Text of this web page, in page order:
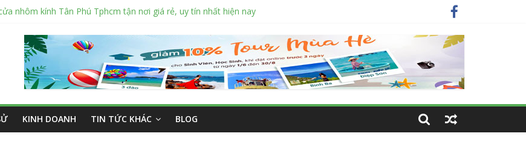
nhôm kính Tân Phú Tphcm tận nơi giá rẻ, uy tín nhất hiện nay
cường lực Quận 12 theo yêu cầu Siêu Rẻ Lại Độc Quyền
trời sân trường siêu bền được các trường sử dụng nhiều nhất
vở học sinh giá sỉ tại Tphcm uy tín được đánh giá High
sinh 96 trang giá bao nhiêu tại 3 đại lý lớn có tiếng ở Tphcm hiện nay?
KINH DOANH TIN TỨC KHÁC BLOG